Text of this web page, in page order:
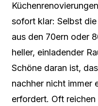
sofort klar: Selbst
aus den 70ern oder
heller, einladender
Schöne daran ist,
nachher nicht immer
erfordert. Oft